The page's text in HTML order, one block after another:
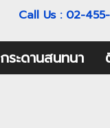
Call Us : 02-
กระดานสนทนา